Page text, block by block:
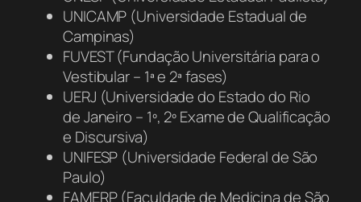
UNICAMP (Universidade Estadual de
Campinas)
FUVEST (Fundação Universitária para o
Vestibular – 1ª e 2ª fases)
UERJ (Universidade do Estado do Rio
de Janeiro – 1º, 2º Exame de Qualificação
e Discursiva)
UNIFESP (Universidade Federal de São
Paulo)
FAMERP (Faculdade de Medicina de São